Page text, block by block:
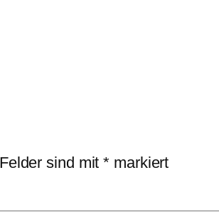
sind mit* markiert